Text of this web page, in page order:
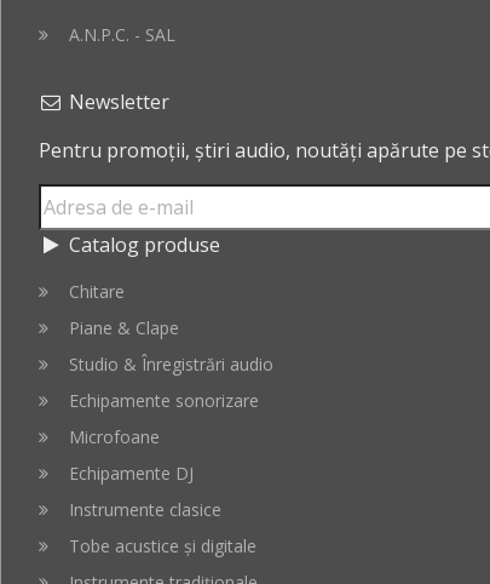
A.N.P.C. - SAL
Newsletter
Pentru promoții, știri audio, noutăți apărute pe
Catalog produse
Chitare
Piane & Clape
Studio & Înregistrări audio
Echipamente sonorizare
Microfoane
Echipamente DJ
Instrumente clasice
Tobe acustice și digitale